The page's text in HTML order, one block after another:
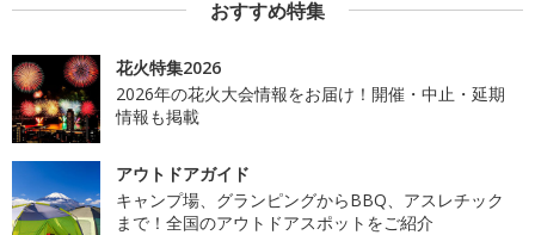
おすすめ特集
花火特集2026
2026年の花火大会情報をお届け！開催・中止・延期
情報も掲載
アウトドアガイド
キャンプ場、グランピングからBBQ、アスレチック
まで！全国のアウトドアスポットをご紹介